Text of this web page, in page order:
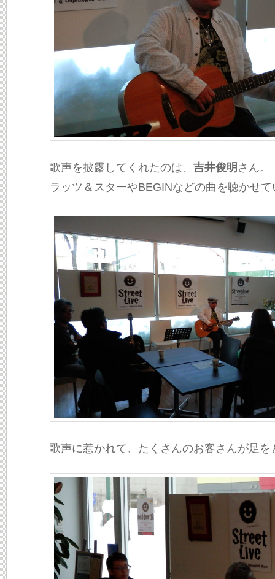
歌声を披露してくれたのは、 吉井俊明 さん。
ラッツ＆スターやBEGINなどの曲を聴かせ
歌声に惹かれて、たくさんのお客さんが足を